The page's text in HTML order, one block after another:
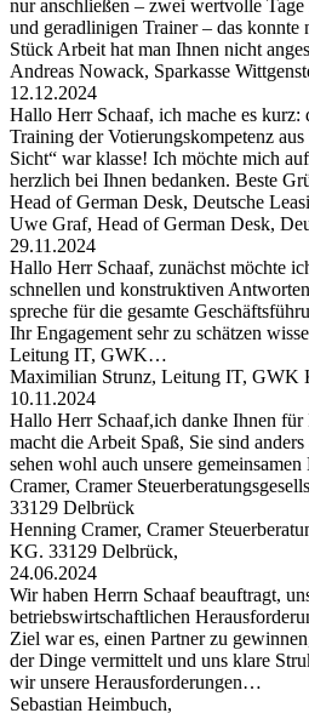
nur anschließen – zwei wertvolle
und geradlinigen Trainer – das konnte
Stück Arbeit hat man Ihnen nicht
Andreas Nowack, Sparkasse
12.12.2024
Hallo Herr Schaaf, ich mache es kurz:
Training der Votierungskompetenz
Sicht“ war klasse! Ich möchte mich
herzlich bei Ihnen bedanken. Beste
Head of German Desk, Deutsche
Uwe Graf, Head of German Desk,
29.11.2024
Hallo Herr Schaaf, zunächst möchte
schnellen und konstruktiven
spreche für die gesamte
Ihr Engagement sehr zu schätzen
Leitung IT, GWK…
Maximilian Strunz, Leitung IT, GWK
10.11.2024
Hallo Herr Schaaf,ich danke Ihnen
macht die Arbeit Spaß, Sie sind
sehen wohl auch unsere
Cramer, Cramer
33129 Delbrück
Henning Cramer, Cramer
KG. 33129 Delbrück,
24.06.2024
Wir haben Herrn Schaaf beauftragt,
betriebswirtschaftlichen
Ziel war es, einen Partner zu
der Dinge vermittelt und uns klare
wir unsere Herausforderungen…
Sebastian Heimbuch,